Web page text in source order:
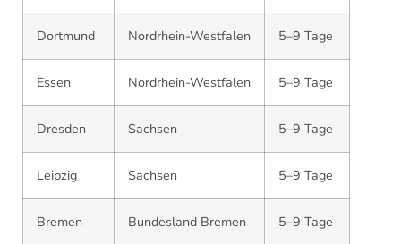
Dortmund Nordrhein-Westfalen 5–9 Tage
Essen Nordrhein-Westfalen 5–9 Tage
Dresden Sachsen 5–9 Tage
Leipzig Sachsen 5–9 Tage
Bremen Bundesland Bremen 5–9 Tage